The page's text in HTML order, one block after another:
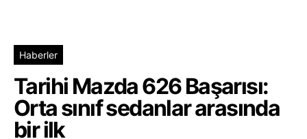
Haberler
Tarihi Mazda 626 Başarısı:
Orta sınıf sedanlar arasında
bir ilk